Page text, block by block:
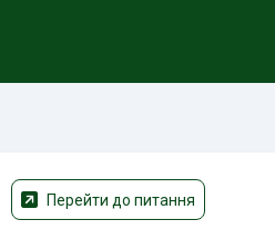
Перейти до питання